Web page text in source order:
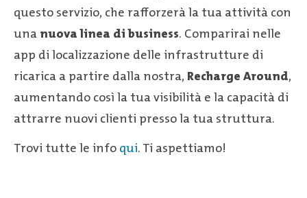
questo servizio, che rafforzerà la tua attività con
una nuova linea di business. Comparirai nelle
app di localizzazione delle infrastrutture di
ricarica a partire dalla nostra, Recharge Around,
aumentando così la tua visibilità e la capacità di
attrarre nuovi clienti presso la tua struttura.
Trovi tutte le info qui. Ti aspettiamo!